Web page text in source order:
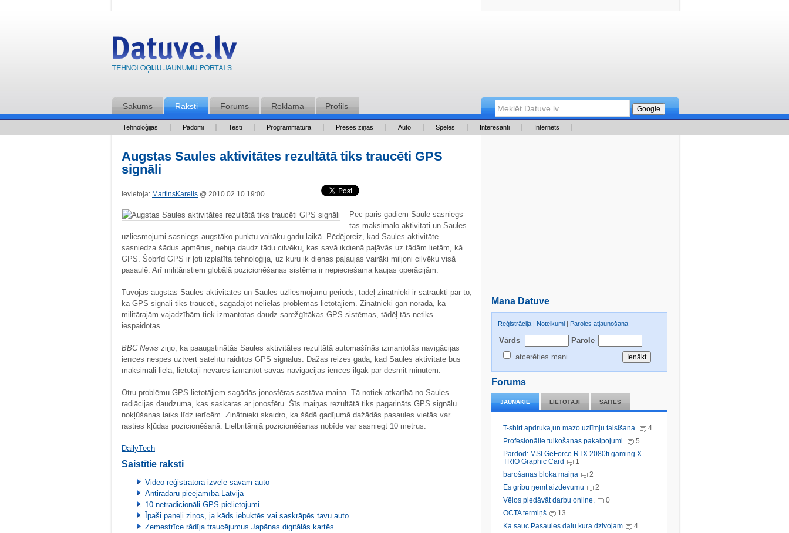
Sākums Raksti Forums Reklāma Profils
Tehnoloģijas Padomi Testi Programmatūra Preses ziņas Auto Spēles Interesanti Internets
Mana Datuve
Reģistrācija | Noteikumi | Paroles atjaunošana
Vārds
Parole
atcerēties mani
Forums
JAUNĀKIE LIETOTĀJI SAITES
T-shirt apdruka,un mazo uzlīmju taisīšana.
4
Profesionālie tulkošanas pakalpojumi.
5
Pardod: MSI GeForce RTX 2080ti gaming X
TRIO Graphic Card
1
barošanas bloka maiņa
2
Es gribu ņemt aizdevumu
2
Vēlos piedāvāt darbu online.
0
OCTA termiņš
13
Ka sauc Pasaules dalu kura dzivojam
4
Augstas Saules aktivitātes rezultātā tiks traucēti GPS
signāli
Ievietoja: MartinsKarelis @ 2010.02.10 19:00
Pēc pāris gadiem Saule sasniegs
tās maksimālo aktivitāti un Saules
uzliesmojumi sasniegs augstāko punktu vairāku gadu laikā. Pēdējoreiz, kad Saules aktivitāte
sasniedza šādus apmērus, nebija daudz tādu cilvēku, kas savā ikdienā paļāvās uz tādām lietām, kā
GPS. Šobrīd GPS ir ļoti izplatīta tehnoloģija, uz kuru ik dienas paļaujas vairāki miljoni cilvēku visā
pasaulē. Arī militāristiem globālā pozicionēšanas sistēma ir nepieciešama kaujas operācijām.
Tuvojas augstas Saules aktivitātes un Saules uzliesmojumu periods, tādēļ zinātnieki ir satraukti par to,
ka GPS signāli tiks traucēti, sagādājot nelielas problēmas lietotājiem. Zinātnieki gan norāda, ka
militārajām vajadzībām tiek izmantotas daudz sarežģītākas GPS sistēmas, tādēļ tās netiks
iespaidotas.
BBC News ziņo, ka paaugstinātās Saules aktivitātes rezultātā automašīnās izmantotās navigācijas
ierīces nespēs uztvert satelītu raidītos GPS signālus. Dažas reizes gadā, kad Saules aktivitāte būs
maksimāli liela, lietotāji nevarēs izmantot savas navigācijas ierīces ilgāk par desmit minūtēm.
Otru problēmu GPS lietotājiem sagādās jonosfēras sastāva maiņa. Tā notiek atkarībā no Saules
radiācijas daudzuma, kas saskaras ar jonosfēru. Šīs maiņas rezultātā tiks pagarināts GPS signālu
nokļūšanas laiks līdz ierīcēm. Zinātnieki skaidro, ka šādā gadījumā dažādās pasaules vietās var
rasties kļūdas pozicionēšanā. Lielbritānijā pozicionēšanas nobīde var sasniegt 10 metrus.
DailyTech
Saistītie raksti
Video reģistratora izvēle savam auto
Antiradaru pieejamība Latvijā
10 netradicionāli GPS pielietojumi
Īpaši paneļi ziņos, ja kāds iebuktēs vai saskrāpēs tavu auto
Zemestrīce rādīja traucējumus Japānas digitālās kartēs